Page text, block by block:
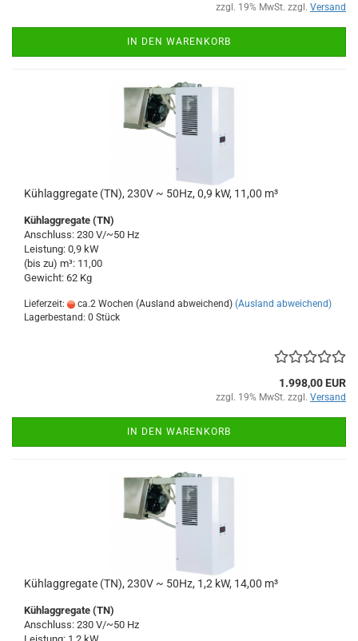
zzgl. 19% MwSt. zzgl. Versand
IN DEN WARENKORB
Kühlaggregate (TN), 230V ~ 50Hz, 0,9 kW, 11,00 m³
Kühlaggregate (TN)
Anschluss: 230 V/~50 Hz
Leistung: 0,9 kW
(bis zu) m³: 11,00
Gewicht: 62 Kg
Lieferzeit: ca.2 Wochen (Ausland abweichend) (Ausland abweichend)
Lagerbestand: 0 Stück
1.998,00 EUR
zzgl. 19% MwSt. zzgl. Versand
IN DEN WARENKORB
Kühlaggregate (TN), 230V ~ 50Hz, 1,2 kW, 14,00 m³
Kühlaggregate (TN)
Anschluss: 230 V/~50 Hz